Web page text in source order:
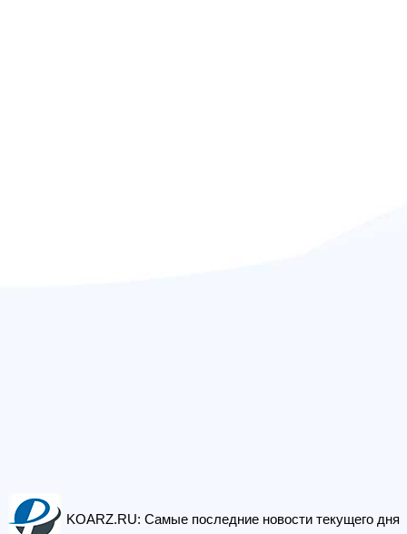
KOARZ.RU: Самые последние новости текущего дня